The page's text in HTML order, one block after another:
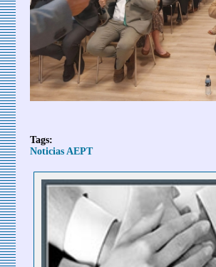
Tags:
Noticias AEPT